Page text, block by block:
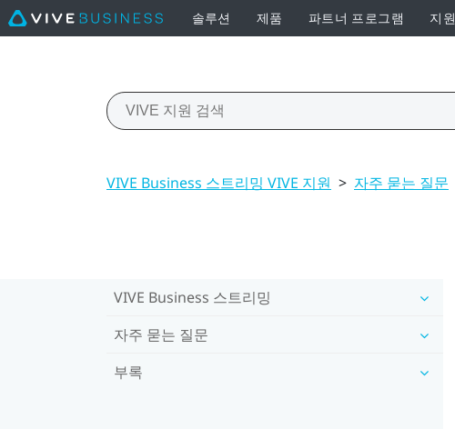
솔루션 제품 파트너 프로그램 지원
VIVE Business 스트리밍 VIVE 지원 > 자주 묻는 질문
VIVE Business 스트리밍
자주 묻는 질문
부록